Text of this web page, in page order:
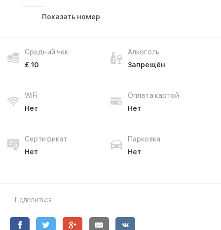
Показать номер
Средний чек
£ 10
Алкоголь
Запрещён
WiFi
Нет
Оплата картой
Нет
Сертификат
Нет
Парковка
Нет
Поделиться: